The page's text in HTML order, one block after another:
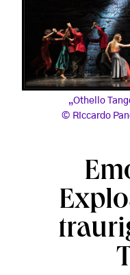
„Othello
Riccardo